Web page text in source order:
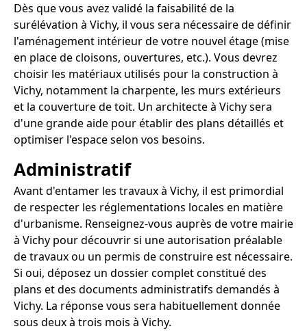
Dès que vous avez validé la faisabilité de la
surélévation à Vichy, il vous sera nécessaire de définir
l'aménagement intérieur de votre nouvel étage (mise
en place de cloisons, ouvertures, etc.). Vous devrez
choisir les matériaux utilisés pour la construction à
Vichy, notamment la charpente, les murs extérieurs
et la couverture de toit. Un architecte à Vichy sera
d'une grande aide pour établir des plans détaillés et
optimiser l'espace selon vos besoins.
Administratif
Avant d'entamer les travaux à Vichy, il est primordial
de respecter les réglementations locales en matière
d'urbanisme. Renseignez-vous auprès de votre mairie
à Vichy pour découvrir si une autorisation préalable
de travaux ou un permis de construire est nécessaire.
Si oui, déposez un dossier complet constitué des
plans et des documents administratifs demandés à
Vichy. La réponse vous sera habituellement donnée
sous deux à trois mois à Vichy.